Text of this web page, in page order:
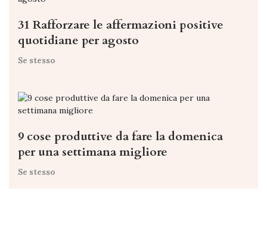
31 Rafforzare le affermazioni positive
quotidiane per agosto
Se stesso
9 cose produttive da fare la domenica
per una settimana migliore
Se stesso